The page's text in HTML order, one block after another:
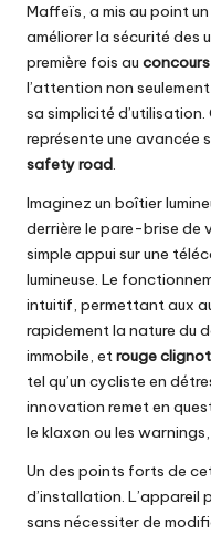
Maffeïs, a mis au point un
améliorer la sécurité des
première fois au
l’attention non
sa simplicité
représente une avancée
safety road.
Imaginez un boîtier
derrière le pare-brise de
simple appui sur une
lumineuse. Le
intuitif, permettant aux
rapidement la nature du
immobile, etrouge
tel qu’un cycliste en
innovation remet en
le klaxon ou les
Un des points forts de
d’installation. L’appareil
sans nécessiter de